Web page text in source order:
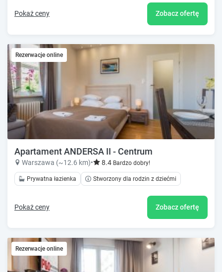
Pokaż ceny Zobacz ofertę
Rezerwacje online
Apartament ANDERSA II - Centrum
Warszawa (~12.6 km)• 8.4 Bardzo dobry!
Prywatna łazienka Stworzony dla rodzin z dziećmi
Pokaż ceny Zobacz ofertę
Rezerwacje online